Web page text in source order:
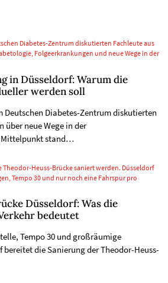
Diabetes-Zentrum diskutierten Fachleute aus
Folgeerkrankungen und neue Wege in der
in Düsseldorf: Warum die
werden soll
Deutschen Diabetes-Zentrum diskutierten
über neue Wege in der
Mittelpunkt stand…
Theodor-Heuss-Brücke saniert werden. Düsseldorf
Tempo 30 und nur noch eine Fahrspur pro
Düsseldorf: Was die
bedeutet
Tempo 30 und großräumige
die Sanierung der Theodor-Heuss-